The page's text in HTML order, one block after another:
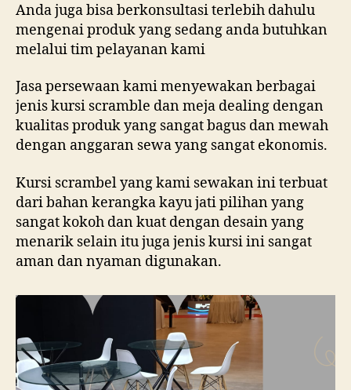
Anda juga bisa berkonsultasi terlebih dahulu
mengenai produk yang sedang anda butuhkan
melalui tim pelayanan kami
Jasa persewaan kami menyewakan berbagai
jenis kursi scramble dan meja dealing dengan
kualitas produk yang sangat bagus dan mewah
dengan anggaran sewa yang sangat ekonomis.
Kursi scrambel yang kami sewakan ini terbuat
dari bahan kerangka kayu jati pilihan yang
sangat kokoh dan kuat dengan desain yang
menarik selain itu juga jenis kursi ini sangat
aman dan nyaman digunakan.